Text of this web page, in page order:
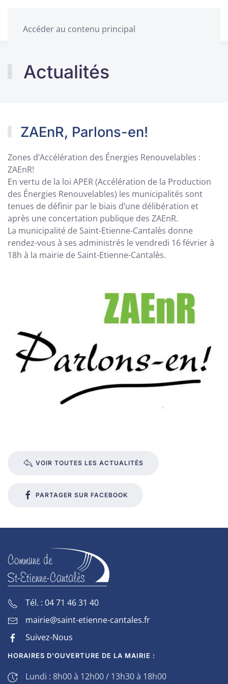
Accéder au contenu principal
Actualités
ZAEnR, Parlons-en!
Zones d’Accélération des Énergies Renouvelables :
ZAEnR!
En vertu de la loi APER (Accélération de la Production
des Énergies Renouvelables) les municipalités sont
tenues de définir par le biais d’une délibération et
après une concertation publique des ZAEnR.
La municipalité de Saint-Etienne-Cantalès donne
rendez-vous à ses administrés le vendredi 16 février à
18h à la mairie de Saint-Etienne-Cantalès.
VOIR TOUTES LES ACTUALITÉS
PARTAGER SUR FACEBOOK
Tél. : 04 71 46 31 40
mairie@saint-etienne-cantales.fr
Suivez-Nous
HORAIRES D'OUVERTURE DE LA MAIRIE :
Lundi : 8h00 à 12h00 / 13h30 à 18h00